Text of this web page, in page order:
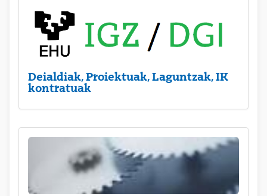
Deialdiak, Proiektuak, Laguntzak, IK
kontratuak